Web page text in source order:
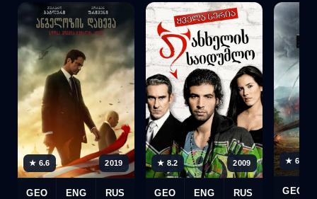
★ 6.6 2019
GEO ENG RUS
★ 8.2 2009
GEO ENG RUS
★ 6.5
GEO